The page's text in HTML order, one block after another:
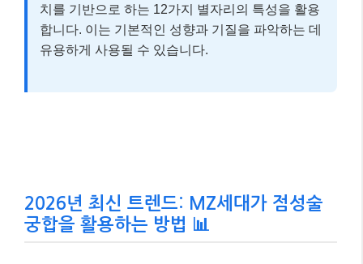
치를 기반으로 하는 12가지 별자리의 특성을 활용
합니다. 이는 기본적인 성향과 기질을 파악하는 데
유용하게 사용될 수 있습니다.
2026년 최신 트렌드: MZ세대가 점성술
궁합을 활용하는 방법 📊